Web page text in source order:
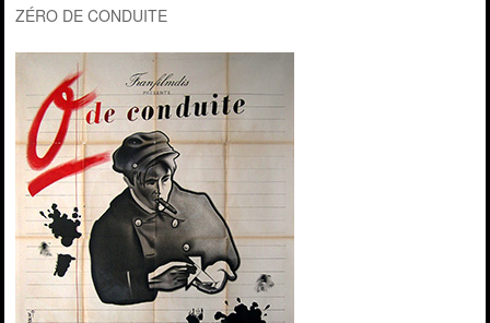
ZÉRO DE CONDUITE